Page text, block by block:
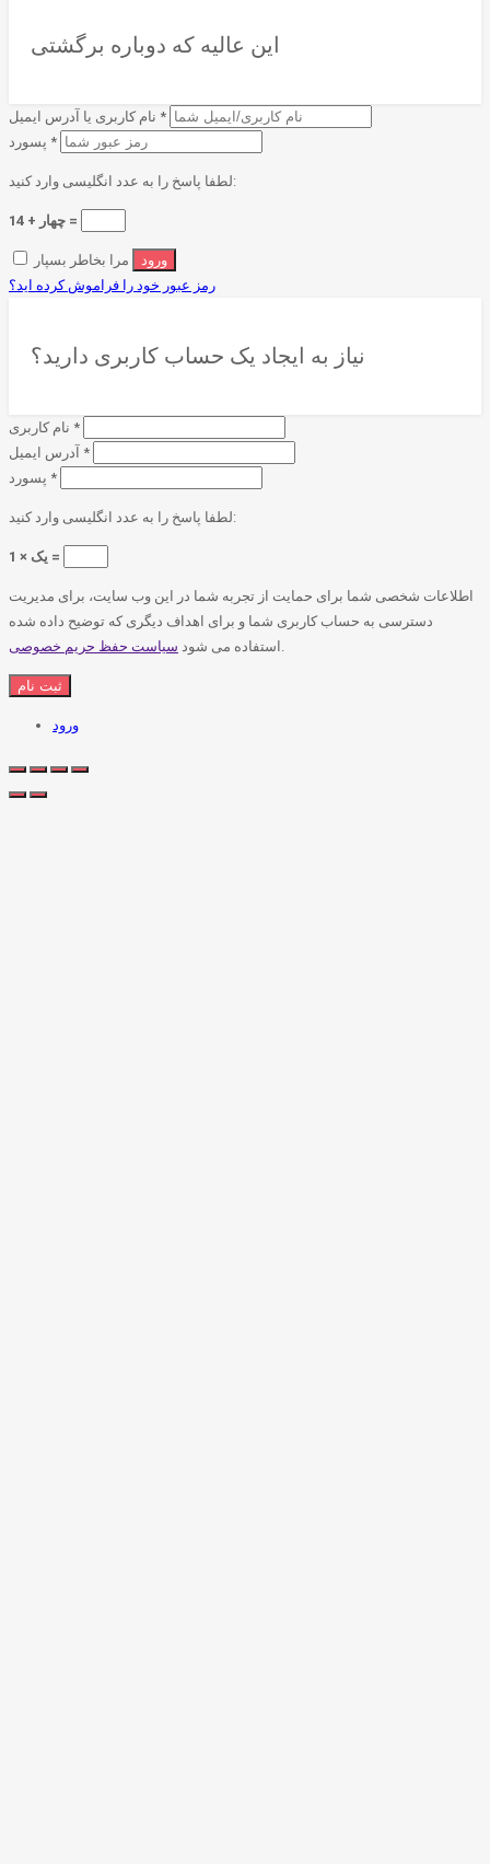
این عالیه که دوباره برگشتی
*
*
لطفا پاسخ را به عدد انگلیسی وارد کنید:
چهار + 14 =
رمز عبور خود را فراموش کرده اید؟
نیاز به ایجاد یک حساب کاربری دارید؟
*
*
*
لطفا پاسخ را به عدد انگلیسی وارد کنید:
1 × یک =
اطلاعات شخصی شما برای حمایت از تجربه شما در این وب سایت، برای مدیریت
دسترسی به حساب کاربری شما و برای اهداف دیگری که توضیح داده شده
استفاده می شود سیاست حفظ حریم خصوصی .
ورود